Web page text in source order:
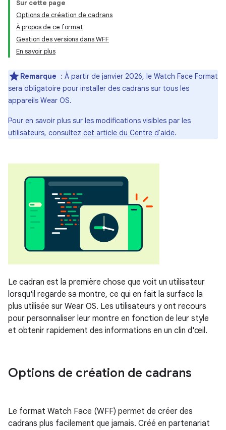
Sur cette page
Options de création de cadrans
À propos de ce format
Gestion des versions dans WFF
En savoir plus
Remarque : À partir de janvier 2026, le Watch Face Format
sera obligatoire pour installer des cadrans sur tous les
appareils Wear OS.
Pour en savoir plus sur les modifications visibles par les
utilisateurs, consultez cet article du Centre d'aide.
Le cadran est la première chose que voit un utilisateur
lorsqu'il regarde sa montre, ce qui en fait la surface la
plus utilisée sur Wear OS. Les utilisateurs y ont recours
pour personnaliser leur montre en fonction de leur style
et obtenir rapidement des informations en un clin d'œil.
Options de création de cadrans
Le format Watch Face (WFF) permet de créer des
cadrans plus facilement que jamais. Créé en partenariat